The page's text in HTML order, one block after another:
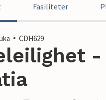
Fasiliteter
CDH629
-